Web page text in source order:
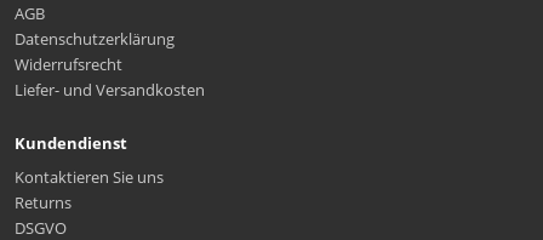
AGB
Datenschutzerklärung
Widerrufsrecht
Liefer- und Versandkosten
Kundendienst
Kontaktieren Sie uns
Returns
DSGVO